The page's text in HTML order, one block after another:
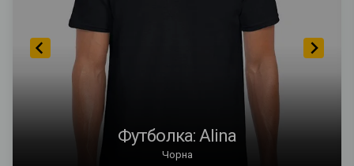
Футболка: Alina
Чорна